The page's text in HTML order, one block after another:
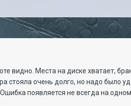
видно. Места на диске хватает,
стояла очень долго, но надо было
появляется не всегда на